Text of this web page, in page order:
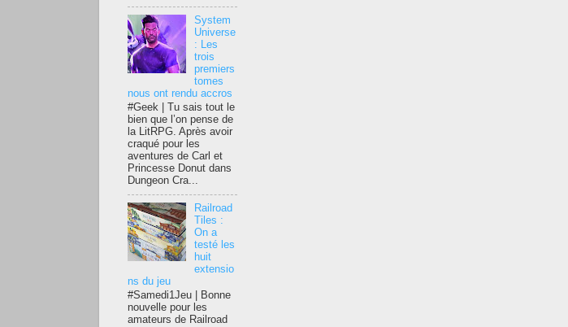
System
Universe
: Les
trois
premiers
tomes
nous ont rendu accros
#Geek | Tu sais tout le
bien que l’on pense de
la LitRPG. Après avoir
craqué pour les
aventures de Carl et
Princesse Donut dans
Dungeon Cra...
Railroad
Tiles :
On a
testé les
huit
extensio
ns du jeu
#Samedi1Jeu | Bonne
nouvelle pour les
amateurs de Railroad